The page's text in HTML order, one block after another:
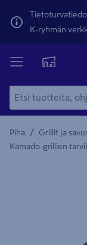
K-ryhmän
Piha / Grillit ja
Kamado-grillien
Yksityiskohtainen